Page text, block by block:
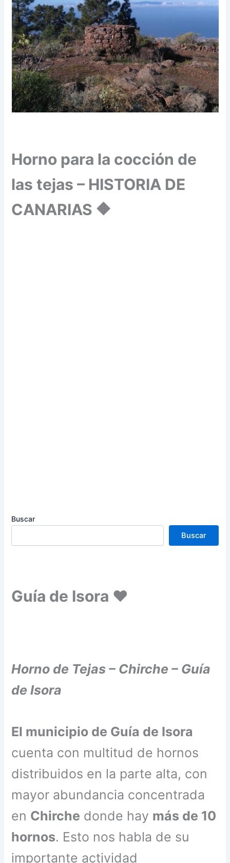
Horno para la cocción de
las tejas – HISTORIA DE
CANARIAS 🔶
Buscar
Buscar
Guía de Isora ❤️
Horno de Tejas – Chirche – Guía
de Isora
El municipio de Guía de Isora
cuenta con multitud de hornos
distribuidos en la parte alta, con
mayor abundancia concentrada
en Chirche donde hay más de 10
hornos. Esto nos habla de su
importante actividad